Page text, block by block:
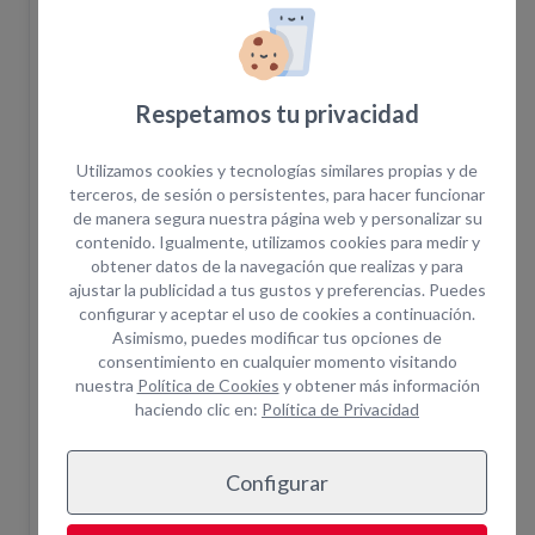
Realizar pedido
Disponibilidad
El pedido en la web no confirma la disponibilidad
del equipo. Una vez realizada la solicitud un
asesor le confirmará disponibilidad.
¿Cuántas horas incluye el alquiler?
+ info
¿Por qué alquilar en Opein?
Trabajamos primeras marcas del mercado.
Más de 200 empleados para darte el soporte que
Respetamos tu privacidad
Utilizamos cookies y tecnologías similares propias y de
terceros, de sesión o persistentes, para hacer funcionar
de manera segura nuestra página web y personalizar su
contenido. Igualmente, utilizamos cookies para medir y
obtener datos de la navegación que realizas y para
ajustar la publicidad a tus gustos y preferencias. Puedes
configurar y aceptar el uso de cookies a continuación.
Asimismo, puedes modificar tus opciones de
consentimiento en cualquier momento visitando
nuestra Política de Cookies y obtener más información
haciendo clic en: Política de Privacidad
Configurar